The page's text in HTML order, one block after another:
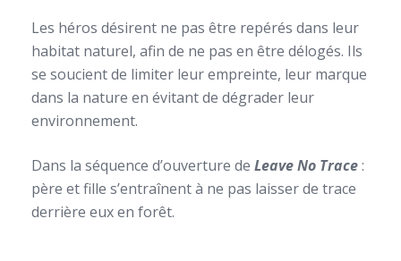
Les héros désirent ne pas être repérés dans leur
habitat naturel, afin de ne pas en être délogés. Ils
se soucient de limiter leur empreinte, leur marque
dans la nature en évitant de dégrader leur
environnement.
Dans la séquence d’ouverture de Leave No Trace:
père et fille s’entraînent à ne pas laisser de trace
derrière eux en forêt.